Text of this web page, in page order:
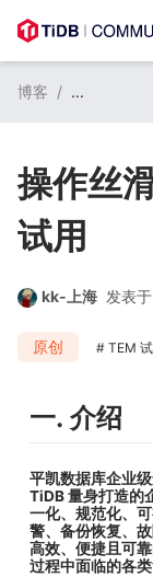
博客 / ...
操作丝
试用
kk-上海 发表于
原创 TEM
一. 介绍
平凯数据库企业
TiDB 量身打造的
一化、规范化、
警、备份恢复、
高效、便捷且可
过程中面临的各类